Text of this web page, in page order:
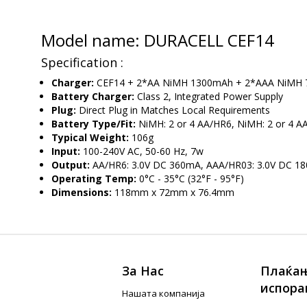
Model name: DURACELL CEF14
Specification :
Charger: CEF14 + 2*AA NiMH 1300mAh + 2*AAA NiMH
Battery Charger: Class 2, Integrated Power Supply
Plug: Direct Plug in Matches Local Requirements
Battery Type/Fit: NiMH: 2 or 4 AA/HR6, NiMH: 2 or 4
Typical Weight: 106g
Input: 100-240V AC, 50-60 Hz, 7w
Output: AA/HR6: 3.0V DC 360mA, AAA/HR03: 3.0V DC
Operating Temp: 0°C - 35°C (32°F - 95°F)
Dimensions: 118mm x 72mm x 76.4mm
За Нас
Нашата компанија